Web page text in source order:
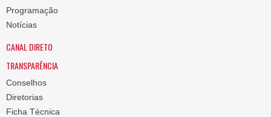
Programação
Notícias
CANAL DIRETO
TRANSPARÊNCIA
Conselhos
Diretorias
Ficha Técnica